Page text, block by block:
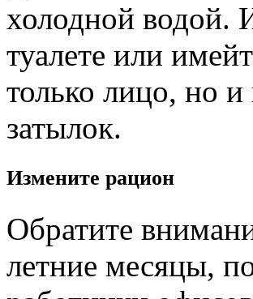
холодной водой.
туалете или
только лицо, но
затылок.
Измените рацион
Обратите
летние месяцы,